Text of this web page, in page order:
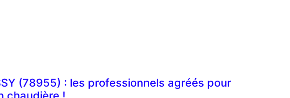
(78955) : les professionnels agréés pour